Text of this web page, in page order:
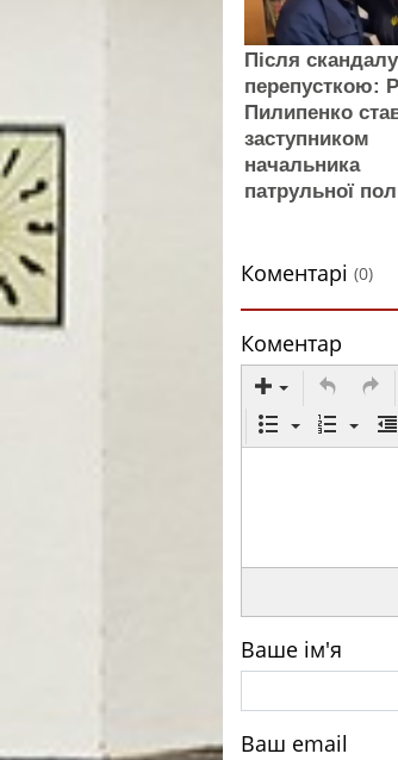
Після
перепусткою:
Пилипенко
заступником
начальника
патрульної
Коментарі (0)
Коментар
Ваше ім'я
Ваш email